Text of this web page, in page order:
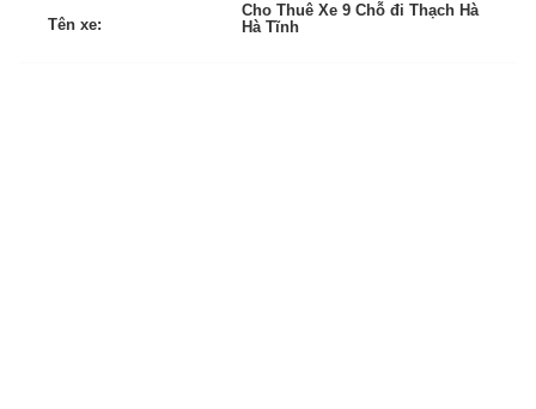
Tên xe:
Cho Thuê Xe 9 Chỗ đi Thạch Hà
Hà Tĩnh